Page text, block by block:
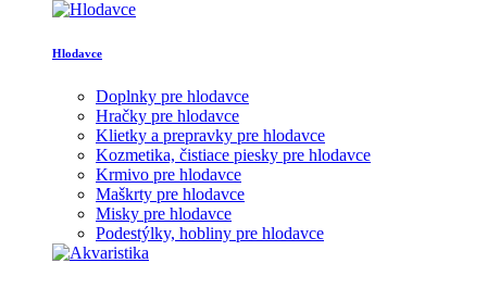
Hlodavce
Doplnky pre hlodavce
Hračky pre hlodavce
Klietky a prepravky pre hlodavce
Kozmetika, čistiace piesky pre hlodavce
Krmivo pre hlodavce
Maškrty pre hlodavce
Misky pre hlodavce
Podestýlky, hobliny pre hlodavce